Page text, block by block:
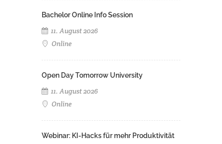
Bachelor Online Info Session
11. August 2026
Online
Open Day Tomorrow University
11. August 2026
Online
Webinar: KI-Hacks für mehr Produktivität